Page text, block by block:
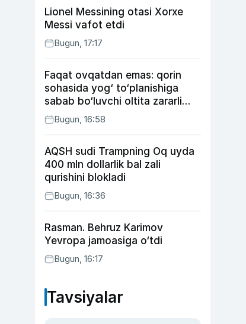
Lionel Messining otasi Xorxe
Messi vafot etdi
Bugun, 17:17
Faqat ovqatdan emas: qorin
sohasida yog‘ to‘planishiga
sabab bo‘luvchi oltita zararli
odatBugun, 16:58
AQSH sudi Trampning Oq uyda
400 mln dollarlik bal zali
qurishini blokladi
Bugun, 16:36
Rasman. Behruz Karimov
Yevropa jamoasiga o‘tdi
Bugun, 16:17
Tavsiyalar